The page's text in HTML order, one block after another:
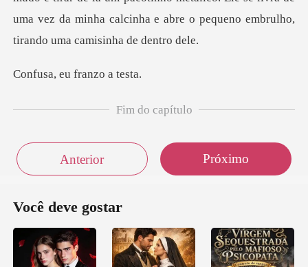
eu franzo
Fim do capítulo
Anterior Próximo
Você deve gostar